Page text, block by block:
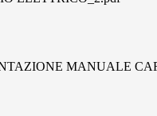
MANUALE